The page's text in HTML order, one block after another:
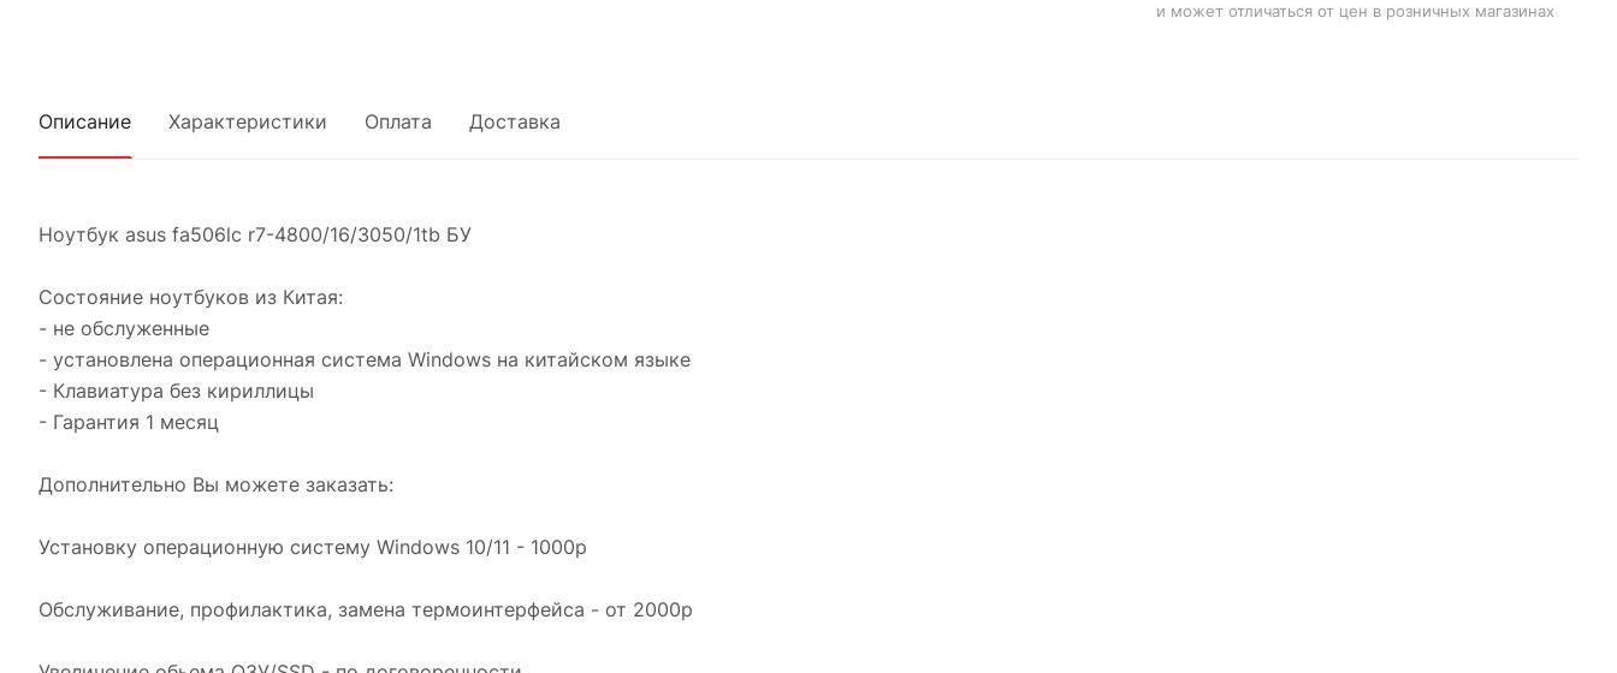
и может отличаться от цен в розничных магазинах
Описание Характеристики Оплата Доставка
Ноутбук asus fa506lc r7-4800/16/3050/1tb БУ
Состояние ноутбуков из Китая:
- не обслуженные
- установлена операционная система Windows на китайском языке
- Клавиатура без кириллицы
- Гарантия 1 месяц
Дополнительно Вы можете заказать:
Установку операционную систему Windows 10/11 - 1000р
Обслуживание, профилактика, замена термоинтерфейса - от 2000р